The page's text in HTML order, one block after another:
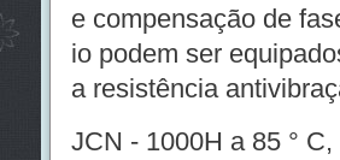
e compensação de
io podem ser
a resistência
JCN - 1000H a 85 °